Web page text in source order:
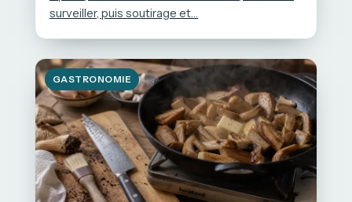
surveiller, puis soutirage et…
GASTRONOMIE